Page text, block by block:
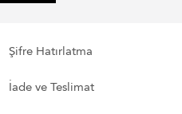
Şifre Hatırlatma
İade ve Teslimat